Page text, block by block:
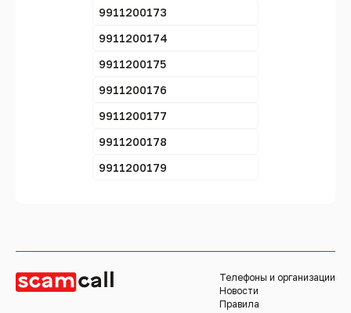
9911200173
9911200174
9911200175
9911200176
9911200177
9911200178
9911200179
Телефоны и организации
Новости
Правила